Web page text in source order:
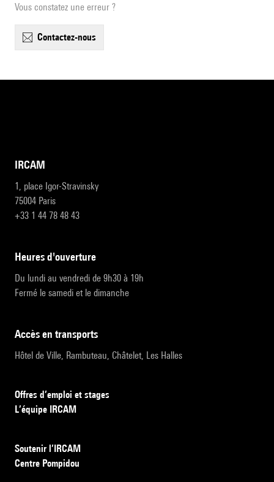
Vous constatez une erreur ?
contactez-nous
IRCAM
1, place Igor-Stravinsky
75004 Paris
+33 1 44 78 48 43
heures d'ouverture
Du lundi au vendredi de 9h30 à 19h
Fermé le samedi et le dimanche
accès en transports
Hôtel de Ville, Rambuteau, Châtelet, Les Halles
Offres d’emploi et stages
L’équipe IRCAM
Soutenir l’IRCAM
Centre Pompidou